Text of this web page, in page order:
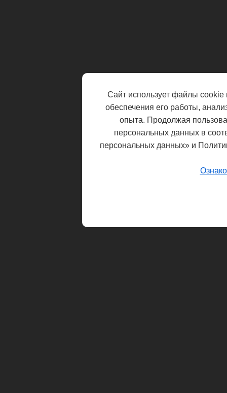
Сайт использует файлы cookie
обеспечения его работы,
опыта. Продолжая
персональных данных в
персональных данных» и